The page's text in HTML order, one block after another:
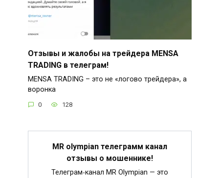
Отзывы и жалобы на трейдера MENSA
TRADING в телеграм!
MENSA TRADING – это не «логово трейдера», а
воронка
0 128
MR olympian телеграмм канал
отзывы о мошеннике!
Телеграм‑канал MR Olympian — это